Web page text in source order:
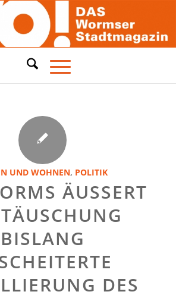
UND WOHNEN, POLITIK
ÄUSSERT E
B
ISLANG G
N
DES S